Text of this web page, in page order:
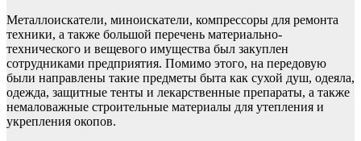
Металлоискатели, миноискатели, компрессоры для ремонта
техники, а также большой перечень материально-
технического и вещевого имущества был закуплен
сотрудниками предприятия. Помимо этого, на передовую
были направлены такие предметы быта как сухой душ, одеяла,
одежда, защитные тенты и лекарственные препараты, а также
немаловажные строительные материалы для утепления и
укрепления окопов.